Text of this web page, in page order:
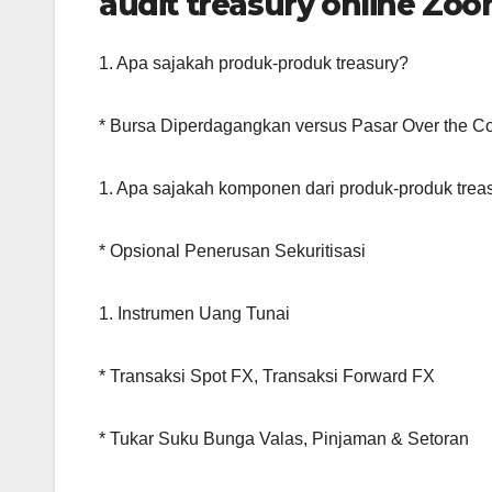
1. Apa sajakah produk-produk treasury?
* Bursa Diperdagangkan versus Pasar Over the
1. Apa sajakah komponen dari produk-produk
* Opsional Penerusan Sekuritisasi
1. Instrumen Uang Tunai
* Transaksi Spot FX, Transaksi Forward FX
* Tukar Suku Bunga Valas, Pinjaman & Setoran